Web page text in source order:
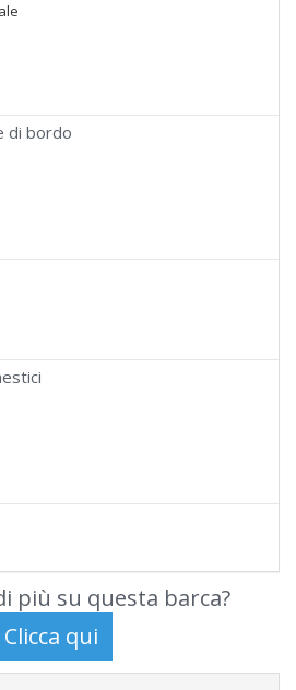
di bordo
più su questa barca?